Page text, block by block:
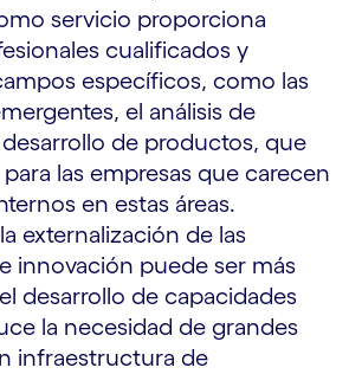
servicio proporciona
cualificados y
específicos, como las
el análisis de
de productos, que
las empresas que carecen
en estas áreas.
externalización de las
innovación puede ser más
desarrollo de capacidades
la necesidad de grandes
infraestructura de